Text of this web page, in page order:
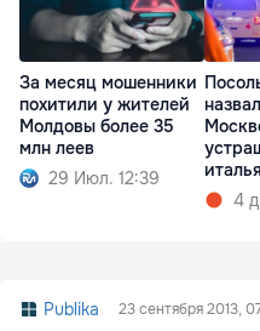
За месяц мошенники
похитили у жителей
Молдовы более 35
млн леев
29 Июл. 12:39
4
Publika 23 сентября 2013,